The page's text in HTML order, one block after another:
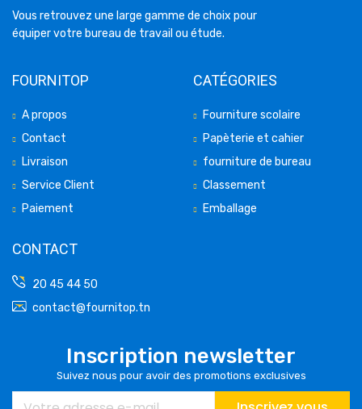
Vous retrouvez une large gamme de choix pour
équiper votre bureau de travail ou étude.
FOURNITOP
A propos
Contact
Livraison
Service Client
Paiement
CATÉGORIES
Fourniture scolaire
Papèterie et cahier
fourniture de bureau
Classement
Emballage
CONTACT
20 45 44 50
contact@fournitop.tn
Inscription newsletter
Suivez nous pour avoir des promotions exclusives